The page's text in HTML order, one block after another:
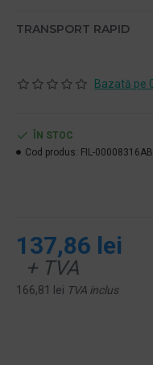
TRANSPORT RAPID
Bazată pe
137,86 lei
+ TVA
166,81 lei TVA inclus
ÎN STOC
Cod produs: FIL-00008316AB